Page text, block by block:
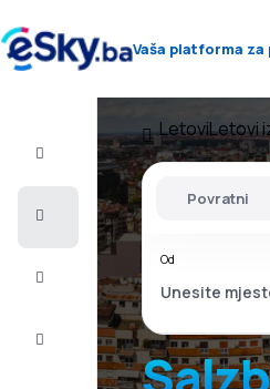
Vaša platforma
Let+Hotel
Letovanje
LetoviLetovi
Povratni
Od